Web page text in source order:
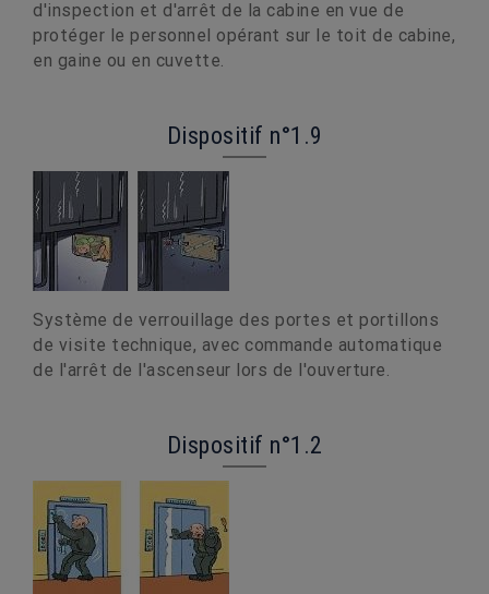
d'inspection et d'arrêt de la cabine en vue de
protéger le personnel opérant sur le toit de cabine,
en gaine ou en cuvette.
Dispositif n°1.9
Système de verrouillage des portes et portillons
de visite technique, avec commande automatique
de l'arrêt de l'ascenseur lors de l'ouverture.
Dispositif n°1.2